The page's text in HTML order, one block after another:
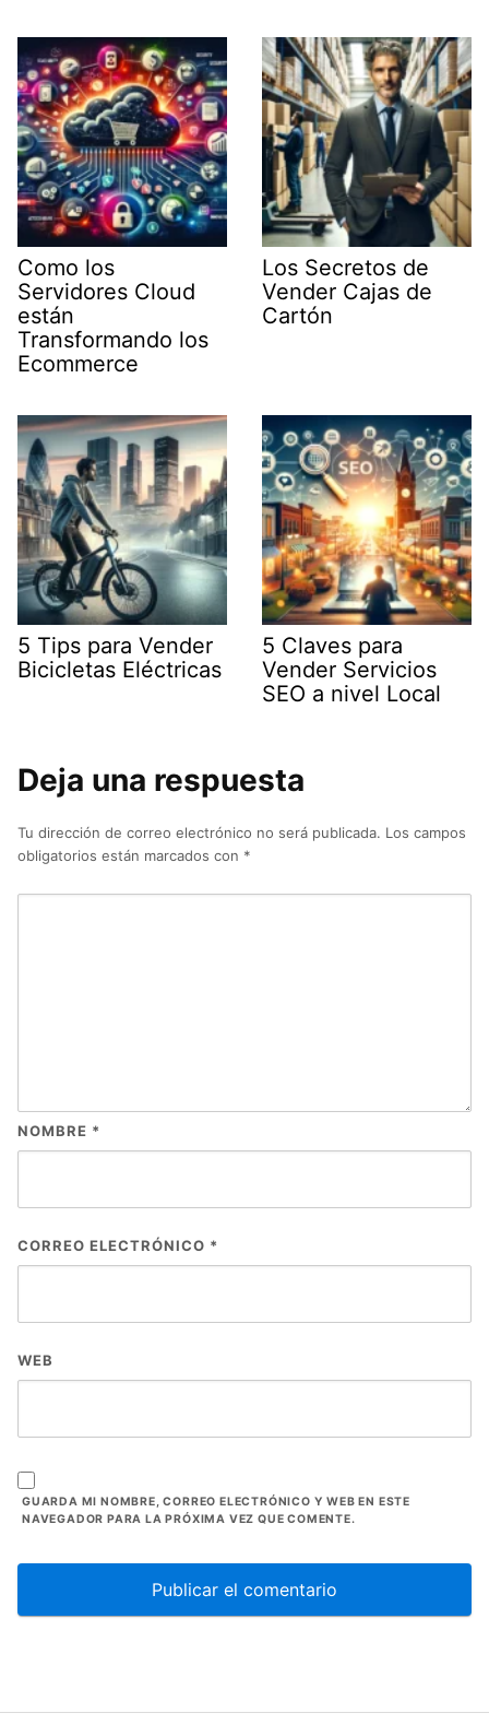
Como los
Servidores Cloud
están
Transformando los
Ecommerce
Los Secretos de
Vender Cajas de
Cartón
5 Tips para Vender
Bicicletas Eléctricas
5 Claves para
Vender Servicios
SEO a nivel Local
Deja una respuesta
Tu dirección de correo electrónico no será publicada. Los campos
obligatorios están marcados con *
NOMBRE *
CORREO ELECTRÓNICO *
WEB
GUARDA MI NOMBRE, CORREO ELECTRÓNICO Y WEB EN ESTE
NAVEGADOR PARA LA PRÓXIMA VEZ QUE COMENTE.